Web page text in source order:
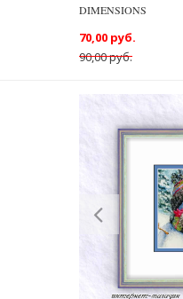
DIMENSIONS
90,00 руб.
70,00 руб.
Previous